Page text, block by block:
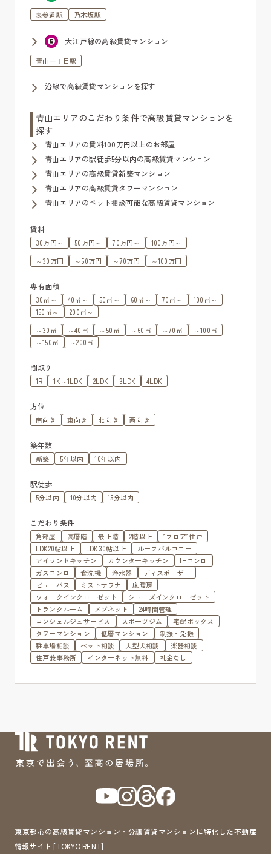
表参道駅 乃木坂駅
大江戸線の高級賃貸マンション
青山一丁目駅
沿線で高級賃貸マンションを探す
青山エリアのこだわり条件で高級賃貸マンションを
探す
青山エリアの賃料100万円以上のお部屋
青山エリアの駅徒歩5分以内の高級賃貸マンション
青山エリアの高級賃貸新築マンション
青山エリアの高級賃貸タワーマンション
青山エリアのペット相談可能な高級賃貸マンション
賃料
30万円～ 50万円～ 70万円～
100万円～
～30万円
～50万円 ～70万円 ～100万円
専有面積
30㎡～ 40㎡～ 50㎡～ 60㎡～ 70㎡～
100㎡～
150㎡～
200㎡～
～30㎡
～40㎡ ～50㎡ ～60㎡ ～70㎡
～100㎡
～150㎡
～200㎡
間取り
1R 1K～1LDK 2LDK 3LDK 4LDK
方位
南向き 東向き 北向き 西向き
築年数
新築 5年以内 10年以内
駅徒歩
5分以内 10分以内 15分以内
こだわり条件
角部屋 高層階 最上階 2階以上
1フロア1住戸
LDK20帖以上
LDK30帖以上
ルーフバルコニー
アイランドキッチン
カウンターキッチン
IHコンロ
ガスコンロ
食洗機 浄水器
ディスポーザー
ビューバス
ミストサウナ
床暖房
ウォークインクローゼット
シューズインクローゼット
トランクルーム
メゾネット
24時間管理
コンシェルジュサービス
スポーツジム
宅配ボックス
タワーマンション
低層マンション
制振・免振
駐車場相談
ペット相談 大型犬相談
楽器相談
住戸兼事務所
インターネット無料 礼金なし
東京都心の高級賃貸マンション・分譲賃貸マンションに特化した不動産
情報サイト [TOKYO RENT]